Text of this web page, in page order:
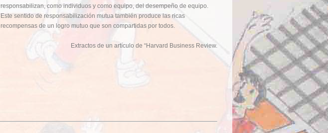
responsabilizan, como individuos y como equipo, del desempeño de equipo.
Este sentido de responsabilización mutua también produce las ricas
recompensas de un logro mutuo que son compartidas por todos.
Extractos de un artículo de “Harvard Business Review.